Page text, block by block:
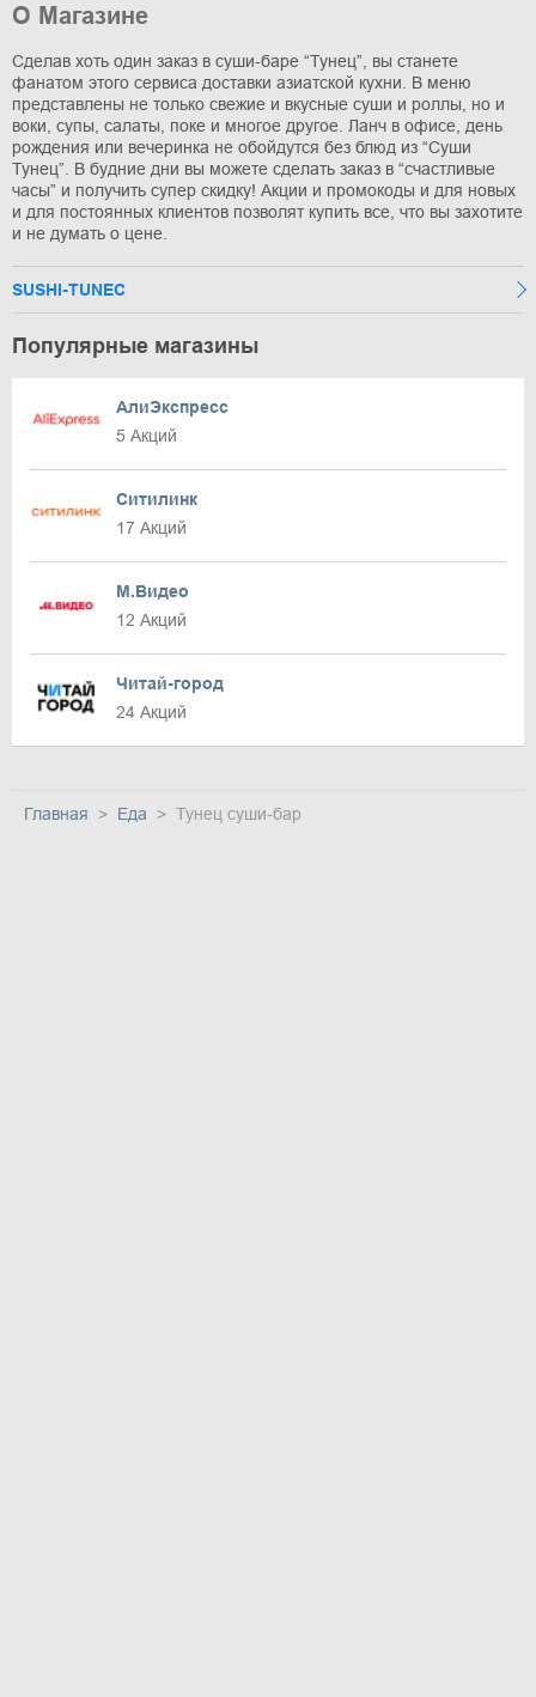
О Магазине
Сделав хоть один заказ в суши-баре “Тунец”, вы станете
фанатом этого сервиса доставки азиатской кухни. В меню
представлены не только свежие и вкусные суши и роллы, но и
воки, супы, салаты, поке и многое другое. Ланч в офисе, день
рождения или вечеринка не обойдутся без блюд из “Суши
Тунец”. В будние дни вы можете сделать заказ в “счастливые
часы” и получить супер скидку! Акции и промокоды и для новых
и для постоянных клиентов позволят купить все, что вы захотите
и не думать о цене.
SUSHI-TUNEC
Популярные магазины
АлиЭкспресс
5 Акций
Ситилинк
17 Акций
М.Видео
12 Акций
Читай-город
24 Акций
Главная Еда Тунец суши-бар